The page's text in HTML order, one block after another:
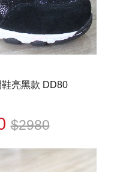
亮黑款 DD80
$2980